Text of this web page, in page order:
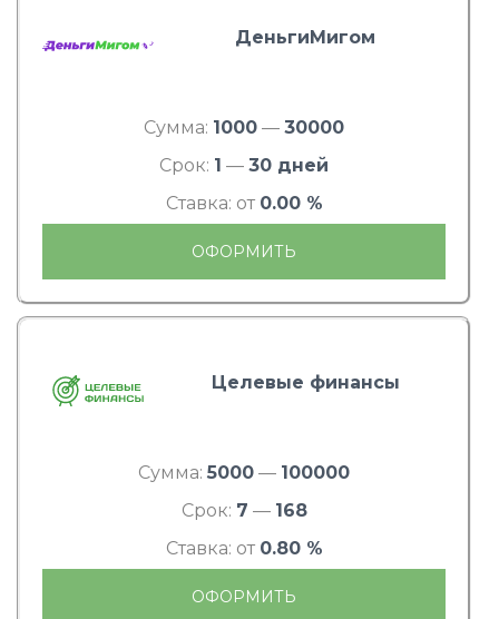
ДеньгиМигом
Сумма: 1000 — 30000
Срок: 1 — 30 дней
Ставка: от 0.00 %
ОФОРМИТЬ
Целевые финансы
Сумма: 5000 — 100000
Срок: 7 — 168
Ставка: от 0.80 %
ОФОРМИТЬ